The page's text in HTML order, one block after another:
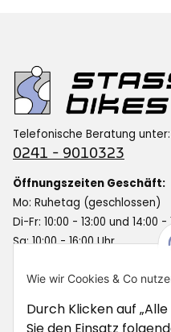
Wie wir Cookies & Co
Durch Klicken auf
Telefonische Beratung unter:
0241 - 9010323
Öffnungszeiten Geschäft:
Mo: Ruhetag (geschlossen)
Di-Fr: 10:00 - 13:00 und 14:00 -
Sa: 10:00 - 16:00 Uhr
Informationen
Gesetzliche